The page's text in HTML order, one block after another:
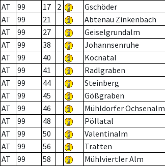
AT
99 17 2 Gschöder
AT
99 21 Abtenau Zinkenbach
AT
99 27 Geiselgrundalm
AT
99 38 Johannsenruhe
AT
99 40 Kocnatal
AT
99 41 Radlgraben
AT
99 44 Steinberg
AT
99 45 Gößgraben
AT
99 46 Mühldorfer Ochsenalm
AT
99 48 Pöllatal
AT
99 50 Valentinalm
AT
99 56 Tratten
AT
99 58 Mühlviertler Alm